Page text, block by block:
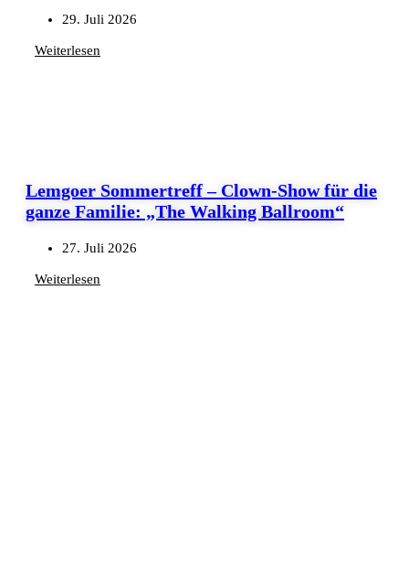
29. Juli 2026
Weiterlesen
Lemgoer Sommertreff – Clown-Show für die
ganze Familie: „The Walking Ballroom“
27. Juli 2026
Weiterlesen